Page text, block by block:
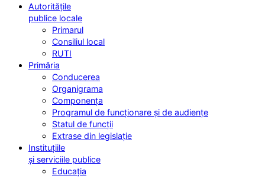
Autoritățile
publice locale
Primarul
Consiliul local
RUTI
Primăria
Conducerea
Organigrama
Componența
Programul de funcționare și de audiențe
Statul de funcții
Extrase din legislație
Instituțiile
și serviciile publice
Educația